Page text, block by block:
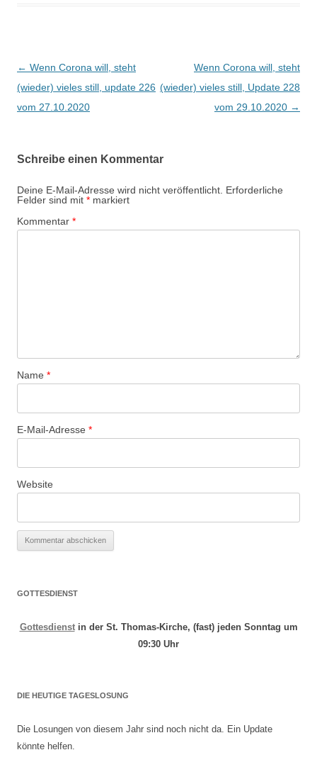
Beitragsnavigation
← Wenn Corona will, steht
(wieder) vieles still, update 226
vom 27.10.2020
Wenn Corona will, steht
(wieder) vieles still, Update 228
vom 29.10.2020 →
Schreibe einen Kommentar
Deine E-Mail-Adresse wird nicht veröffentlicht. Erforderliche
Felder sind mit * markiert
Kommentar *
Name *
E-Mail-Adresse *
Website
GOTTESDIENST
Gottesdienstin der St. Thomas-Kirche, (fast) jeden Sonntag um
09:30 Uhr
DIE HEUTIGE TAGESLOSUNG
Die Losungen von diesem Jahr sind noch nicht da. Ein Update
könnte helfen.